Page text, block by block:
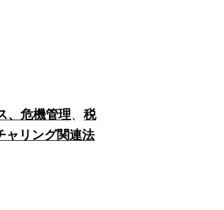
、危機管理
税
ャリング関連法